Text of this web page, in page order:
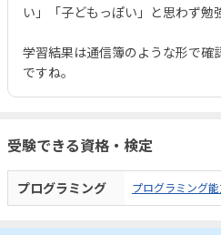
い」「子どもっぽい」と思わず勉
学習結果は通信簿のような形で確
ですね。
受験できる資格・検定
プログラミング プログラミング